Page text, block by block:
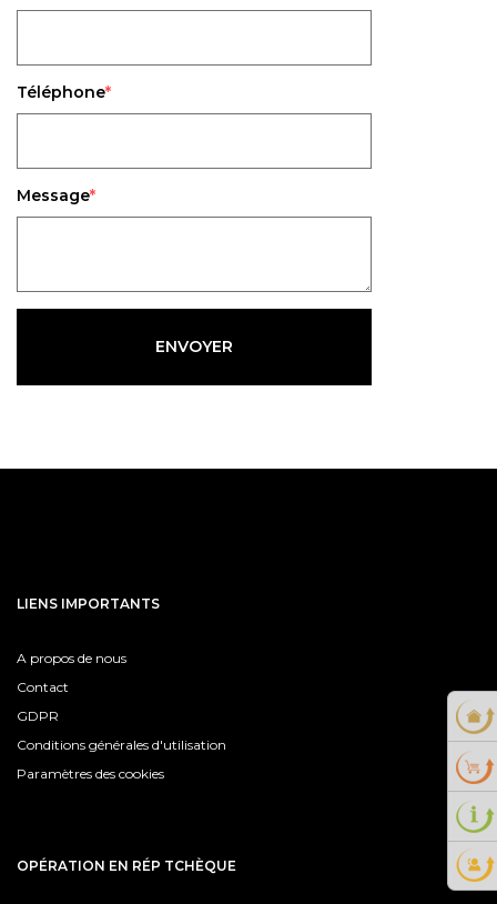
Téléphone
Message
ENVOYER
LIENS IMPORTANTS
A propos de nous
Contact
GDPR
Conditions générales d'utilisation
Paramètres des cookies
OPÉRATION EN RÉP TCHÈQUE